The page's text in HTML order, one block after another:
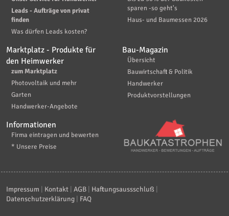
Leads - Aufträge von privat
finden
Was dürfen Leads kosten?
sparen -so geht's
Haus- und Baumessen 2026
Marktplatz - Produkte für
den Heimwerker
zum Marktplatz
Photovoltaik und mehr
Garten
Handwerker-Angebote
Bau-Magazin
Übersicht
Bauwirtschaft & Politik
Handwerker
Produktvorstellungen
Informationen
Firma eintragen und bewerten
* Unsere Preise
Impressum Kontakt AGB Haftungsaussschluß
Datenschutzerklärung
FAQ